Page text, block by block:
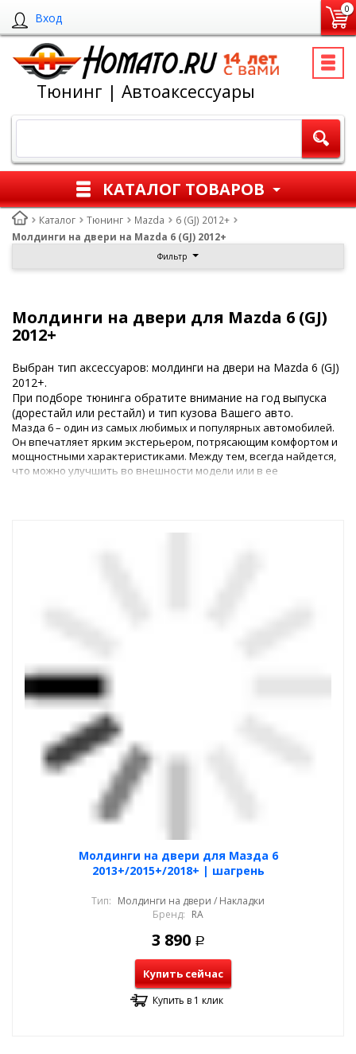
Вход
0
Тюнинг | Автоаксессуары
КАТАЛОГ ТОВАРОВ
Каталог Тюнинг Mazda
6 (GJ) 2012+
Молдинги на двери на Mazda 6 (GJ) 2012+
Фильтр
Молдинги на двери для Mazda 6 (GJ)
2012+
Выбран тип аксессуаров: молдинги на двери на Mazda 6 (GJ)
2012+.
При подборе тюнинга обратите внимание на год выпуска
(дорестайл или рестайл) и тип кузова Вашего авто.
Мазда 6 – один из самых любимых и популярных автомобилей.
Он впечатляет ярким экстерьером, потрясающим комфортом и
мощностными характеристиками. Между тем, всегда найдется,
что можно улучшить во внешности модели или в ее
Молдинги на двери для Мазда 6
2013+/2015+/2018+ | шагрень
Тип: Молдинги на двери / Накладки
Бренд: RA
3 890 Р
Купить сейчас
Купить в 1 клик